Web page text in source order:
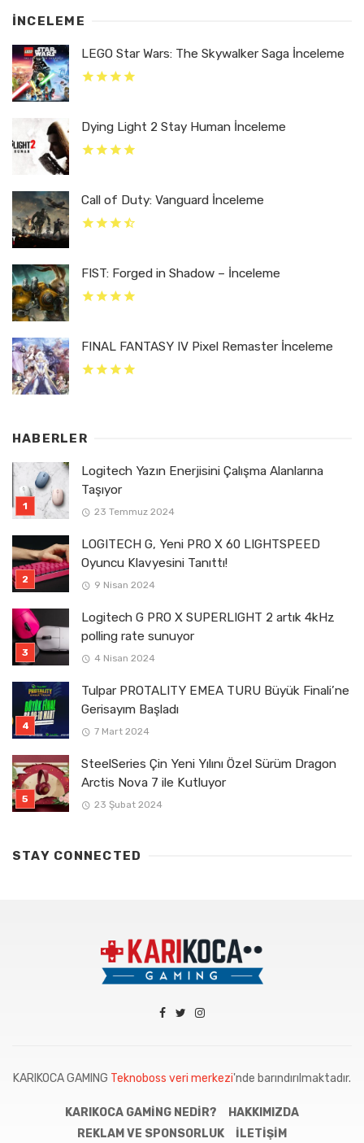
İNCELEME
LEGO Star Wars: The Skywalker Saga İnceleme
Dying Light 2 Stay Human İnceleme
Call of Duty: Vanguard İnceleme
FIST: Forged in Shadow – İnceleme
FINAL FANTASY IV Pixel Remaster İnceleme
HABERLER
Logitech Yazın Enerjisini Çalışma Alanlarına
Taşıyor
23 Temmuz 2024
LOGITECH G, Yeni PRO X 60 LIGHTSPEED
Oyuncu Klavyesini Tanıttı!
9 Nisan 2024
Logitech G PRO X SUPERLIGHT 2 artık 4kHz
polling rate sunuyor
4 Nisan 2024
Tulpar PROTALITY EMEA TURU Büyük Finali’ne
Gerisayım Başladı
7 Mart 2024
SteelSeries Çin Yeni Yılını Özel Sürüm Dragon
Arctis Nova 7 ile Kutluyor
23 Şubat 2024
STAY CONNECTED
KARIKOCA GAMING Teknoboss veri merkezi'nde barındırılmaktadır.
KARIKOCA GAMING NEDIR?
HAKKIMIZDA
REKLAM VE SPONSORLUK
İLETIŞIM